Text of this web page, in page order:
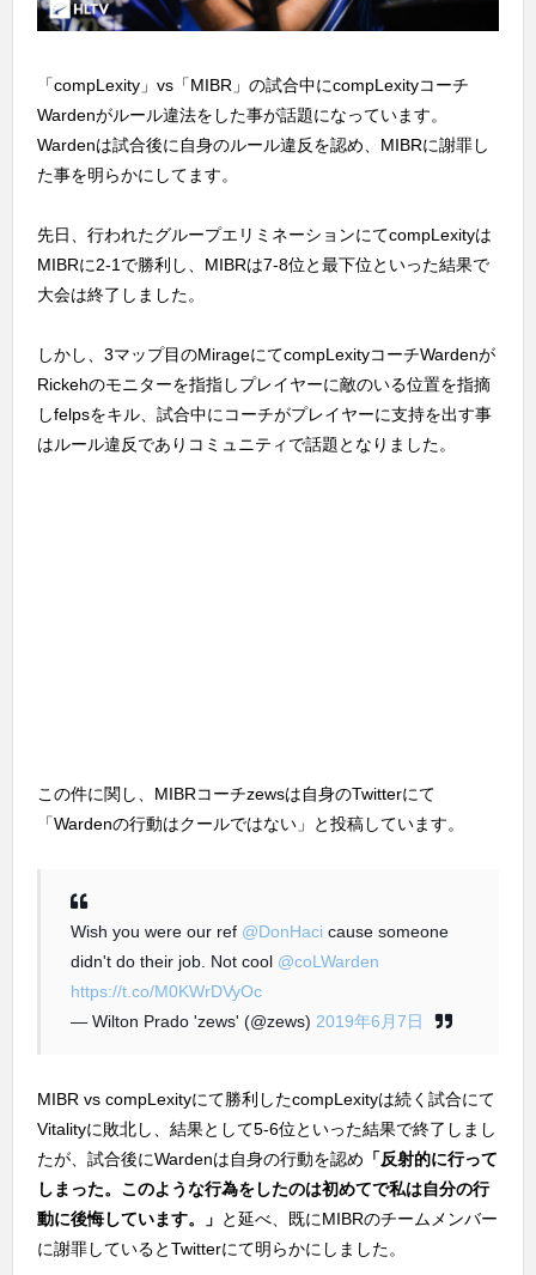
「compLexity」vs「MIBR」の試合中にcompLexityコーチ
Wardenがルール違法をした事が話題になっています。
Wardenは試合後に自身のルール違反を認め、MIBRに謝罪し
た事を明らかにしてます。
先日、行われたグループエリミネーションにてcompLexityは
MIBRに2-1で勝利し、MIBRは7-8位と最下位といった結果で
大会は終了しました。
しかし、3マップ目のMirageにてcompLexityコーチWardenが
Rickehのモニターを指指しプレイヤーに敵のいる位置を指摘
しfelpsをキル、試合中にコーチがプレイヤーに支持を出す事
はルール違反でありコミュニティで話題となりました。
この件に関し、MIBRコーチzewsは自身のTwitterにて
「Wardenの行動はクールではない」と投稿しています。
Wish you were our ref @DonHaci cause someone
didn't do their job. Not cool @coLWarden
https://t.co/M0KWrDVyOc
— Wilton Prado 'zews' (@zews) 2019年6月7日
MIBR vs compLexityにて勝利したcompLexityは続く試合にて
Vitalityに敗北し、結果として5-6位といった結果で終了しまし
たが、試合後にWardenは自身の行動を認め 「反射的に行って
しまった。このような行為をしたのは初めてで私は自分の行
動に後悔しています。」 と延べ、既にMIBRのチームメンバー
に謝罪しているとTwitterにて明らかにしました。